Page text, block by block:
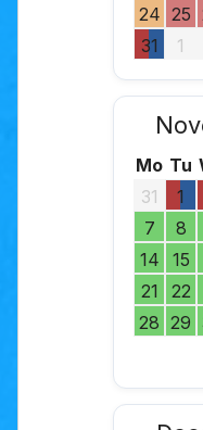
24 25
31
1
Mo Tu
31
1
7
8
14
15
21
22
28 29